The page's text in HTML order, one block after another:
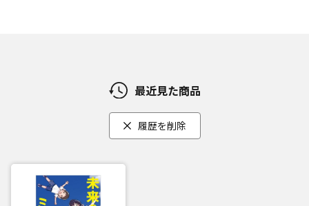
最近見た商品
履歴を削除